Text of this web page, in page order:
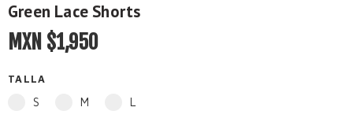
Green Lace Shorts
MXN $1,950
TALLA
S M L